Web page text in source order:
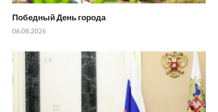
Победный День города
06.08.2026